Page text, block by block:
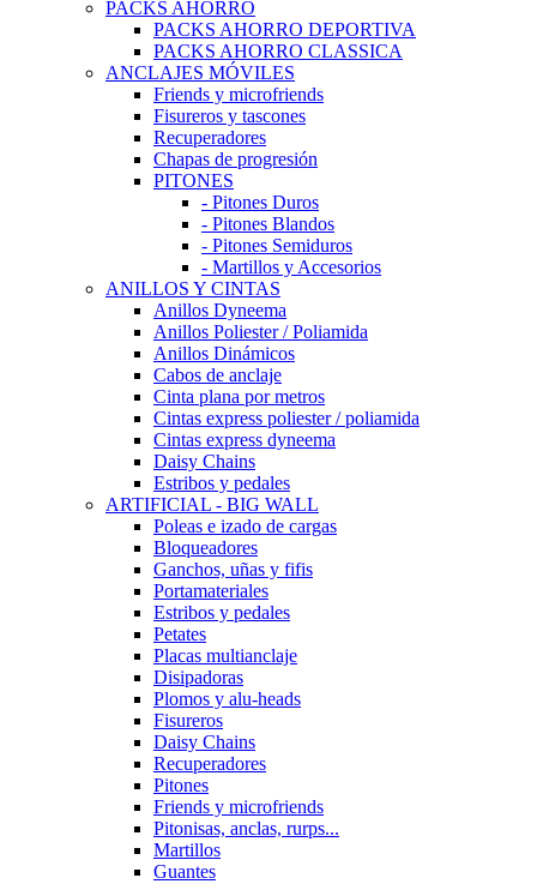
PACKS AHORRO
PACKS AHORRO DEPORTIVA
PACKS AHORRO CLASSICA
ANCLAJES MÓVILES
Friends y microfriends
Fisureros y tascones
Recuperadores
Chapas de progresión
PITONES
- Pitones Duros
- Pitones Blandos
- Pitones Semiduros
- Martillos y Accesorios
ANILLOS Y CINTAS
Anillos Dyneema
Anillos Poliester / Poliamida
Anillos Dinámicos
Cabos de anclaje
Cinta plana por metros
Cintas express poliester / poliamida
Cintas express dyneema
Daisy Chains
Estribos y pedales
ARTIFICIAL - BIG WALL
Poleas e izado de cargas
Bloqueadores
Ganchos, uñas y fifis
Portamateriales
Estribos y pedales
Petates
Placas multianclaje
Disipadoras
Plomos y alu-heads
Fisureros
Daisy Chains
Recuperadores
Pitones
Friends y microfriends
Pitonisas, anclas, rurps...
Martillos
Guantes